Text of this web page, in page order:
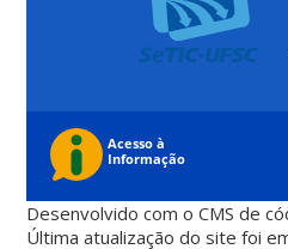
Desenvolvido com o CMS de
Última atualização do site foi